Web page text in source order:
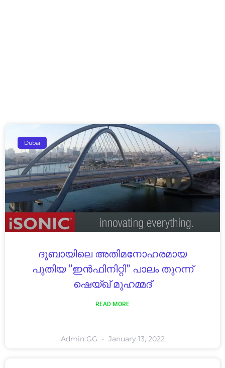
Dubai
ദുബായിലെ അതിമനോഹരമായ
പുതിയ ”ഇൻഫിനിറ്റി” പാലം തുറന്ന്
ഷെയ്ഖ് മുഹമ്മദ്
READ MORE
Admin GG January 13, 2022